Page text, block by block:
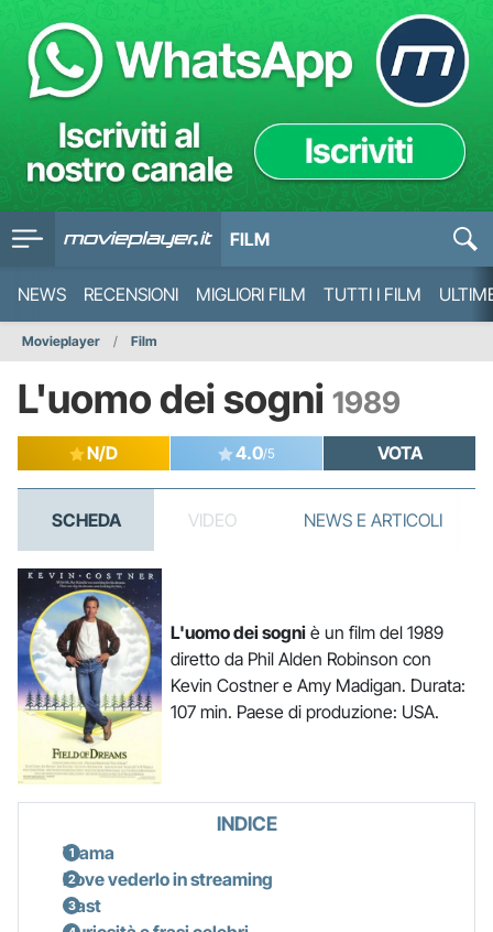
FILM
NEWS RECENSIONI MIGLIORI FILM TUTTI I FILM
Movieplayer Film
L'uomo dei sogni 1989
N/D 4.0/5 VOTA
SCHEDA VIDEO NEWS E ARTICOLI
L'uomo dei sogniè un film del 1989
diretto da Phil Alden Robinson con
Kevin Costner e Amy Madigan. Durata:
107 min. Paese di produzione: USA.
INDICE
Trama
Dove vederlo in streaming
Cast